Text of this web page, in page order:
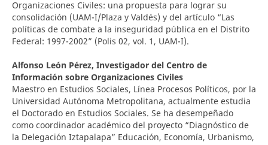
Organizaciones Civiles: una propuesta para lograr su
consolidación (UAM-I/Plaza y Valdés) y del artículo “Las
políticas de combate a la inseguridad pública en el Distrito
Federal: 1997-2002” (Polis 02, vol. 1, UAM-I).
Alfonso León Pérez, Investigador del Centro de
Información sobre Organizaciones Civiles
Maestro en Estudios Sociales, Línea Procesos Políticos, por la
Universidad Autónoma Metropolitana, actualmente estudia
el Doctorado en Estudios Sociales. Se ha desempeñado
como coordinador académico del proyecto “Diagnóstico de
la Delegación Iztapalapa” Educación, Economía, Urbanismo,